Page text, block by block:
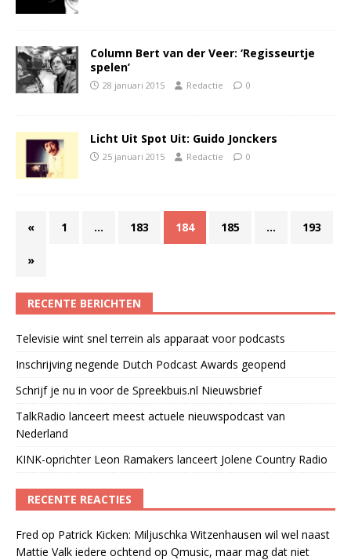
Column Bert van der Veer: ‘Regisseurtje
spelen’
28 januari 2015 Redactie 0
Licht Uit Spot Uit: Guido Jonckers
25 januari 2015 Redactie 0
« 1 … 183 184 185 … 193
»
RECENTE BERICHTEN
Televisie wint snel terrein als apparaat voor podcasts
Inschrijving negende Dutch Podcast Awards geopend
Schrijf je nu in voor de Spreekbuis.nl Nieuwsbrief
TalkRadio lanceert meest actuele nieuwspodcast van
Nederland
KINK-oprichter Leon Ramakers lanceert Jolene Country Radio
RECENTE REACTIES
Fred op Patrick Kicken: Miljuschka Witzenhausen wil wel naast
Mattie Valk iedere ochtend op Qmusic, maar mag dat niet